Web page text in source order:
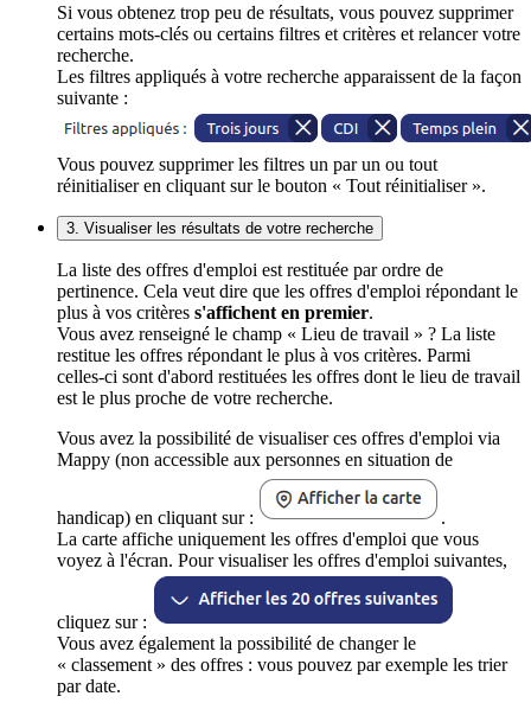
Si vous obtenez trop peu de résultats, vous pouvez supprimer
certains mots-clés ou certains filtres et critères et relancer votre
recherche.
Les filtres appliqués à votre recherche apparaissent de la façon
suivante :
Vous pouvez supprimer les filtres un par un ou tout
réinitialiser en cliquant sur le bouton « Tout réinitialiser ».
3. Visualiser les résultats de votre recherche
La liste des offres d'emploi est restituée par ordre de
pertinence. Cela veut dire que les offres d'emploi répondant le
plus à vos critères s'affichent en premier.
Vous avez renseigné le champ « Lieu de travail » ? La liste
restitue les offres répondant le plus à vos critères. Parmi
celles-ci sont d'abord restituées les offres dont le lieu de travail
est le plus proche de votre recherche.
Vous avez la possibilité de visualiser ces offres d'emploi via
Mappy (non accessible aux personnes en situation de
handicap) en cliquant sur :
.
La carte affiche uniquement les offres d'emploi que vous
voyez à l'écran. Pour visualiser les offres d'emploi suivantes,
cliquez sur :
Vous avez également la possibilité de changer le
« classement » des offres : vous pouvez par exemple les trier
par date.